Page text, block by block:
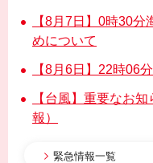
【8月7日】0時30
めについて
【8月6日】22時06
【台風】重要なお
報）
緊急情報一覧